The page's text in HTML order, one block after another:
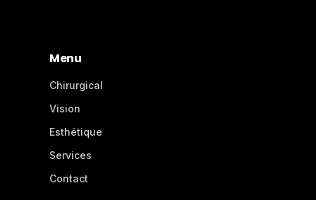
Menu
Chirurgical
Vision
Esthétique
Services
Contact